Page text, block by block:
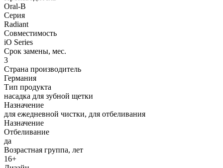
Oral-B
Серия
Radiant
Совместимость
iO Series
Срок замены, мес.
3
Страна производитель
Германия
Тип продукта
насадка для зубной щетки
Назначение
для ежедневной чистки, для отбеливания
Назначение
Отбеливание
да
Возрастная группа, лет
16+